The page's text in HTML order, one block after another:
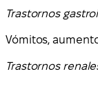
Trastornos
Vómitos,
Trastornos